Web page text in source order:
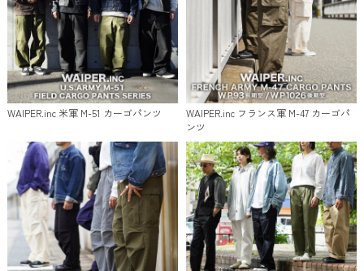
WAIPER.inc 米軍 M-51 カーゴパンツ
WAIPER.inc フランス軍 M-47 カーゴパ
ンツ